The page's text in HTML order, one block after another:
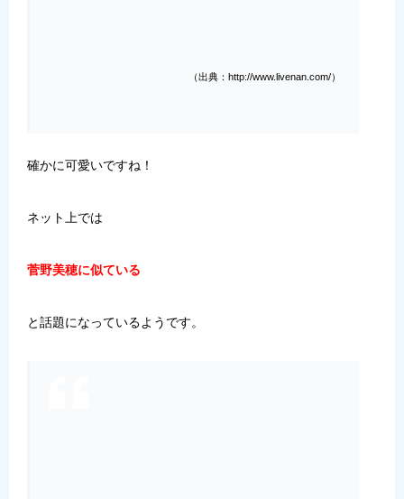
（出典：http://www.livenan.com/）
確かに可愛いですね！
ネット上では
菅野美穂に似ている
と話題になっているようです。